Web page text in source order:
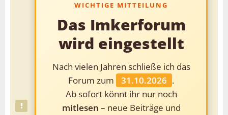
WICHTIGE MITTEILUNG
Das Imkerforum
wird eingestellt
Nach vielen Jahren schließe ich das
Forum zum
31.10.2026 .
Ab sofort könnt ihr nur noch
mitlesen – neue Beiträge und